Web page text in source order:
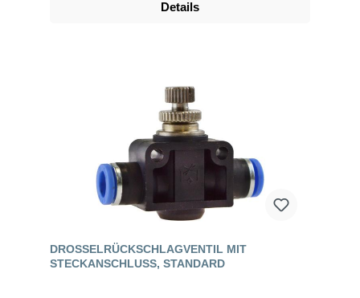
Details
DROSSELRÜCKSCHLAGVENTIL MIT
STECKANSCHLUSS, STANDARD